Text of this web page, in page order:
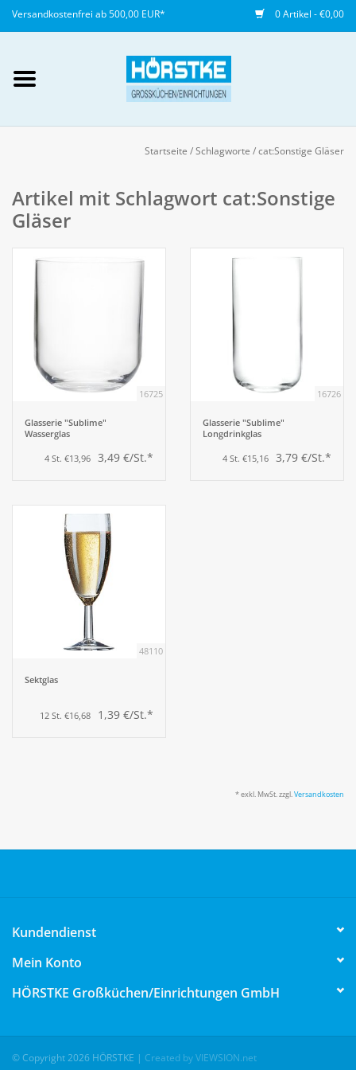
Versandkostenfrei ab 500,00 EUR* 0 Artikel - €0,00
anlegen
NEU
Gedeckter Tisch
Fingerfood
Bar
Einrichtung
Berufsbekleidung
Startseite /Schlagworte /cat:Sonstige Gläser
Artikel mit Schlagwort cat:Sonstige
Gläser
16725
Glasserie "Sublime"
Wasserglas
4 St. €13,96 3,49 €/St.*
16726
Glasserie "Sublime"
Longdrinkglas
4 St. €15,16 3,79 €/St.*
48110
Sektglas
12 St. €16,68 1,39 €/St.*
* exkl. MwSt. zzgl.Versandkosten
Kundendienst
Mein Konto
HÖRSTKE Großküchen/Einrichtungen GmbH
© Copyright 2026 HÖRSTKE | Created by VIEWSION.net